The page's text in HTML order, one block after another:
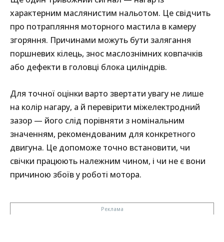
характерним маслянистим нальотом. Це свідчить
про потрапляння моторного мастила в камеру
згоряння. Причинами можуть бути залягання
поршневих кілець, знос маслознімних ковпачків
або дефекти в головці блока циліндрів.
Для точної оцінки варто звертати увагу не лише
на колір нагару, а й перевірити міжелектродний
зазор — його слід порівняти з номінальним
значенням, рекомендованим для конкретного
двигуна. Це допоможе точно встановити, чи
свічки працюють належним чином, і чи не є вони
причиною збоїв у роботі мотора.